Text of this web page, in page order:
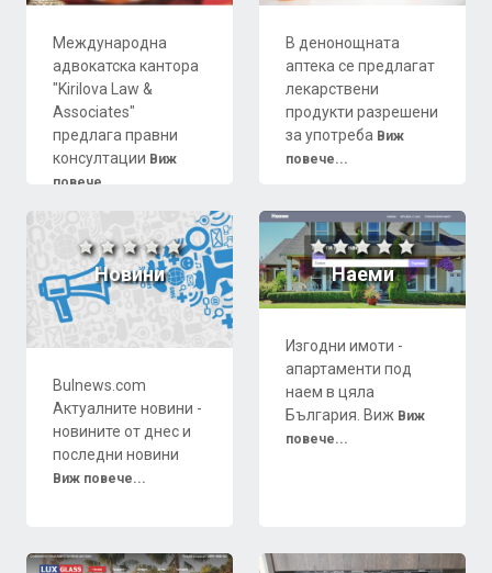
Международна
адвокатска кантора
"Kirilova Law &
Associates"
предлага правни
консултации Виж
повече...
В денонощната
аптека се предлагат
лекарствени
продукти разрешени
за употреба Виж
повече...
Новини
Bulnews.com
Актуалните новини -
новините от днес и
последни новини
Виж повече...
Наеми
Изгодни имоти -
апартаменти под
наем в цяла
България. Виж Виж
повече...